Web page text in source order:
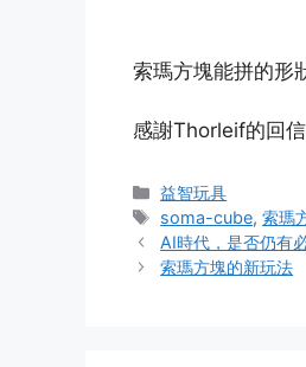
索瑪方塊能拼的形
感謝Thorleif的回信
Categories
益智玩具
Tags
soma-cube,索瑪
AI時代，是否仍有
索瑪方塊的新玩法